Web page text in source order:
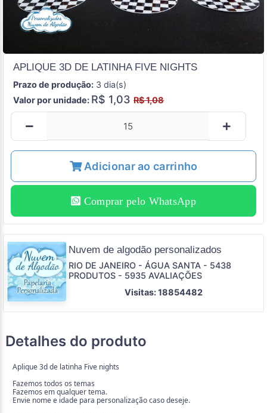
APLIQUE 3D DE LATINHA FIVE NIGHTS
Prazo de produção: 3 dia(s)
Valor por unidade: R$ 1,03 R$ 1,08
Adicionar ao carrinho
Comprar pelo WhatsApp
Nuvem de algodão personalizados
RIO DE JANEIRO - ÁGUA SANTA - 5438
PRODUTOS - 5935 AVALIAÇÕES
Visitas: 18854482
Detalhes do produto
Aplique 3d de latinha Five nights
Fazemos todos os temas
Fazemos em qualquer tema.
Envie nome e idade para personalização caso deseje.